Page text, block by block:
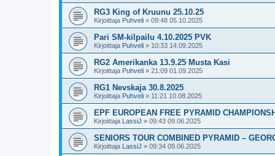
RG3 King of Kruunu 25.10.25
Kirjoittaja Puhveli » 09:48 05.10.2025
Pari SM-kilpailu 4.10.2025 PVK
Kirjoittaja Puhveli » 10:33 14.09.2025
RG2 Amerikanka 13.9.25 Musta Kasi
Kirjoittaja Puhveli » 21:09 01.09.2025
RG1 Nevskaja 30.8.2025
Kirjoittaja Puhveli » 11:21 10.08.2025
EPF EUROPEAN FREE PYRAMID
Kirjoittaja LassiJ » 09:43 09.06.2025
SENIORS TOUR COMBINED PYRAMID –
Kirjoittaja LassiJ » 09:34 09.06.2025